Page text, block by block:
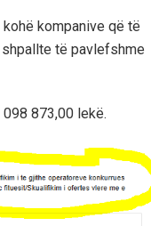
kompanive që të
të pavlefshme
098 873,00 lekë.